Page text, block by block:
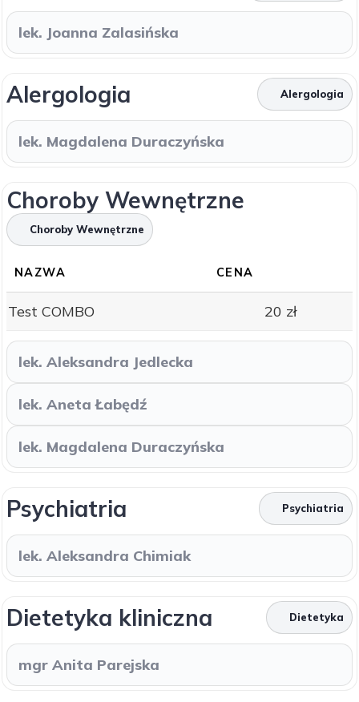
lek. Joanna Zalasińska
Alergologia Alergologia
lek. Magdalena Duraczyńska
Choroby Wewnętrzne
Choroby Wewnętrzne
NAZWA CENA
Test COMBO 20 zł
lek. Aleksandra Jedlecka
lek. Aneta Łabędź
lek. Magdalena Duraczyńska
Psychiatria Psychiatria
lek. Aleksandra Chimiak
Dietetyka kliniczna Dietetyka
mgr Anita Parejska